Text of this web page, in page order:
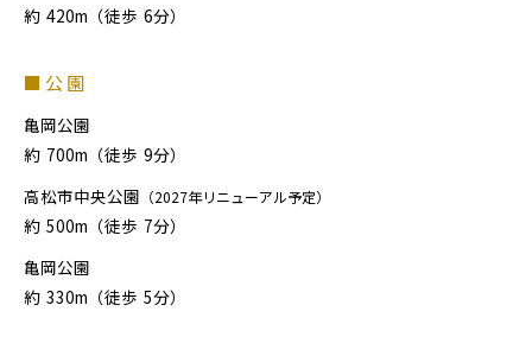
約 420m（徒歩 6分）
■公園
亀岡公園
約 700m（徒歩 9分）
高松市中央公園 （2027年リニューアル予定）
約 500m（徒歩 7分）
亀岡公園
約 330m（徒歩 5分）